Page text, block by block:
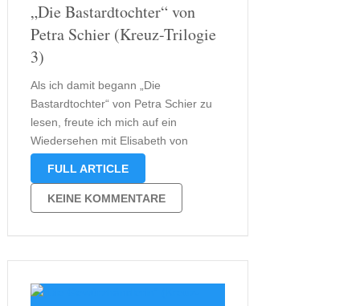
„Die Bastardtochter“ von
Petra Schier (Kreuz-Trilogie
3)
Als ich damit begann „Die
Bastardtochter“ von Petra Schier zu
lesen, freute ich mich auf ein
Wiedersehen mit Elisabeth von
Manten, deren Geschichte wir in „Die
mit Luzia Bongart, der Hauptfigur aus
„Die Gewürzhändlerin„. Nun im dritten
Band sind wir eingeladen die …
FULL ARTICLE
KEINE KOMMENTARE